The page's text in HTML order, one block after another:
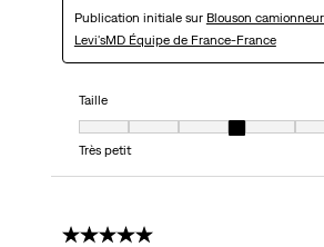
Publication initiale sur Blouson
Levi'sMD Équipe de France-France
Taille
Taille, 4 sur 7, où 1 est égal à Très petit et 7
Très petit
5 étoile(s) sur 5.